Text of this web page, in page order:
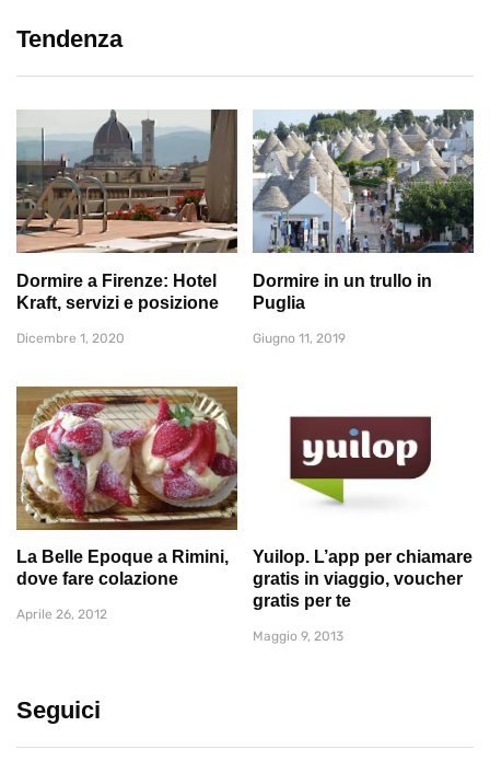
Tendenza
Dormire a Firenze: Hotel
Kraft, servizi e posizione
Dicembre 1, 2020
Dormire in un trullo in
Puglia
Giugno 11, 2019
La Belle Epoque a Rimini,
dove fare colazione
Aprile 26, 2012
Yuilop. L’app per chiamare
gratis in viaggio, voucher
gratis per te
Maggio 9, 2013
Seguici